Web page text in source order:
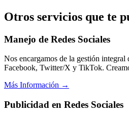
Otros servicios que te
Manejo de Redes Sociales
Nos encargamos de la gestión integral
Facebook, Twitter/X y TikTok.
Más Información →
Publicidad en Redes Sociales